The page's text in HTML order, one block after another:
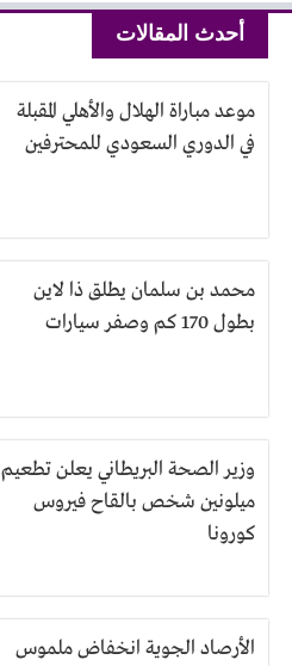
أحدث المقالات
موعد مباراة الهلال والأهلي المقبلة
في الدوري السعودي للمحترفين
محمد بن سلمان يطلق ذا لاين
بطول 170 كم وصفر سيارات
وزير الصحة البريطاني يعلن تطعيم
ميلونين شخص بالقاح فيروس
كورونا
الأرصاد الجوية انخفاض ملموس